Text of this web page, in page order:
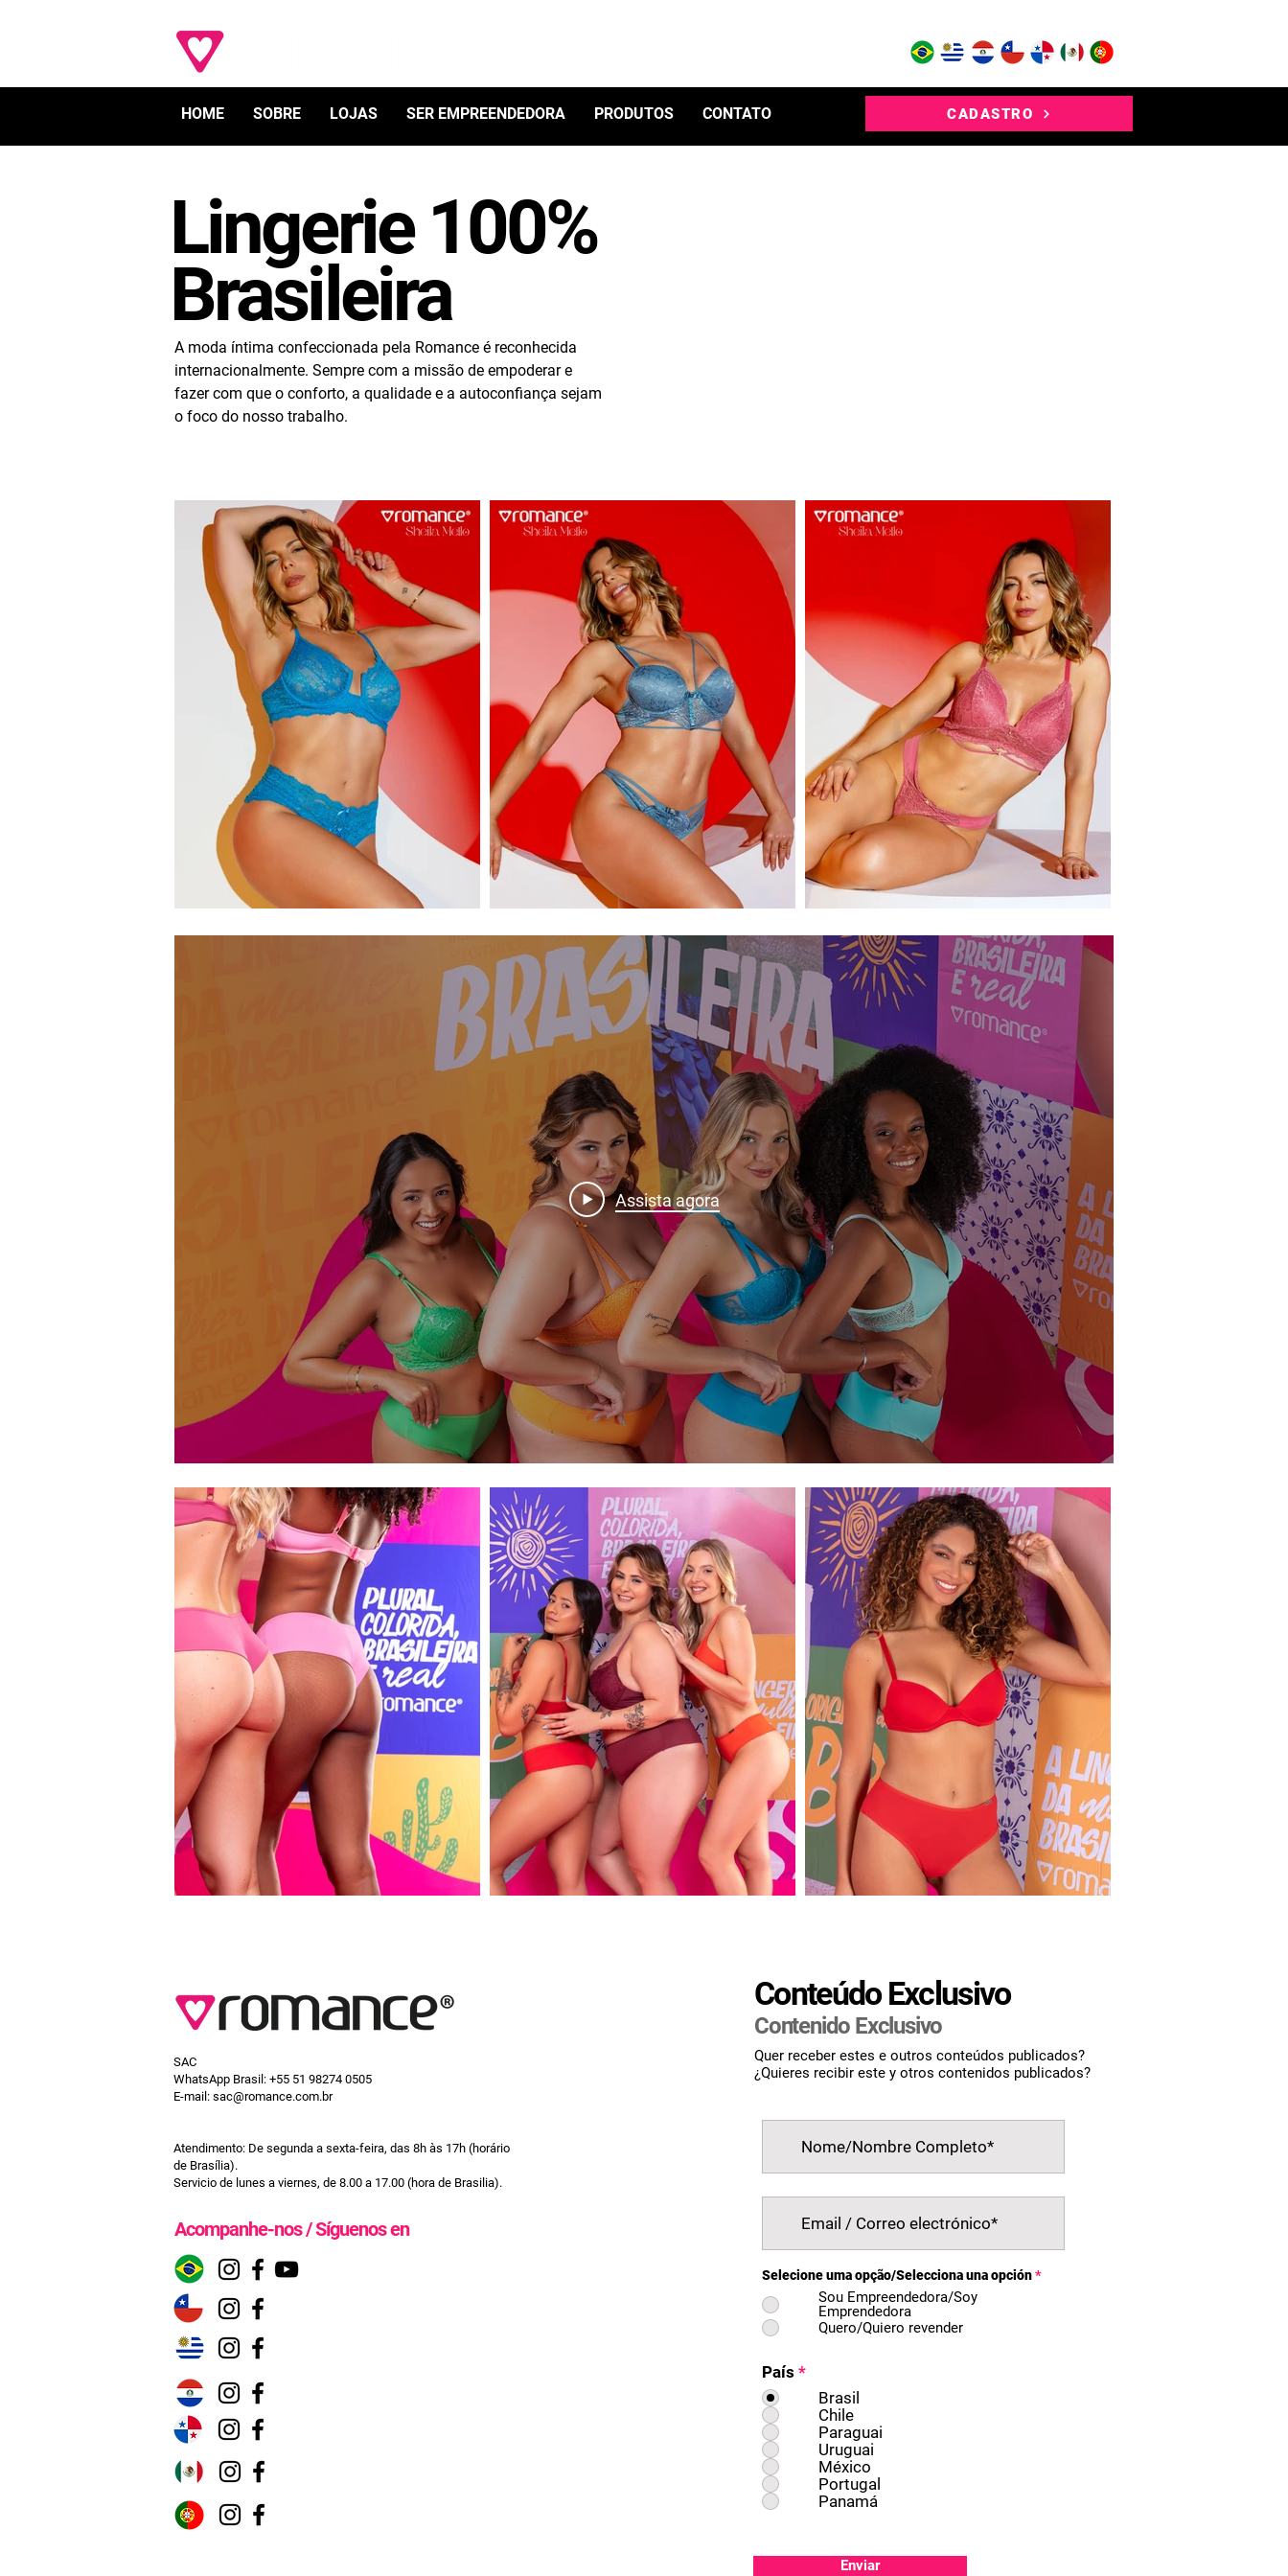
HOME SOBRE LOJAS SER EMPREENDEDORA PRODUTOS CONTATO CADASTRO
Lingerie 100%
Brasileira
A moda íntima confeccionada pela Romance é reconhecida
internacionalmente. Sempre com a missão de empoderar e
fazer com que o conforto, a qualidade e a autoconfiança sejam
o foco do nosso trabalho.
Assista agora
SAC
WhatsApp Brasil: +55 51 98274 0505
E-mail: sac@romance.com.br
Atendimento: De segunda a sexta-feira, das 8h às 17h (horário
de Brasília).
Servicio de lunes a viernes, de 8.00 a 17.00 (hora de Brasilia).​
Acompanhe-nos / Síguenos en
Conteúdo Exclusivo
Contenido Exclusivo
Quer receber estes e outros conteúdos publicados?
¿Quieres recibir este y otros contenidos publicados?
Selecione uma opção/Selecciona una opción*
Sou Empreendedora/Soy
Emprendedora
Quero/Quiero revender
País *
Brasil
Chile
Paraguai
Uruguai
México
Portugal
Panamá
Enviar